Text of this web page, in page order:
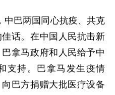
中巴两国同心抗疫、共克
话。在中国人民抗击新
拿马政府和人民给予中
支持。巴拿马发生疫情
巴方捐赠大批医疗设备